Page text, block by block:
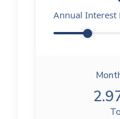
Annual Interest